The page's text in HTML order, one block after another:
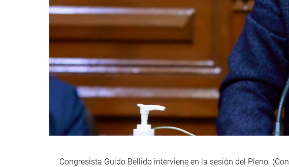
Congresista Guido Bellido interviene en la sesión del Pleno.